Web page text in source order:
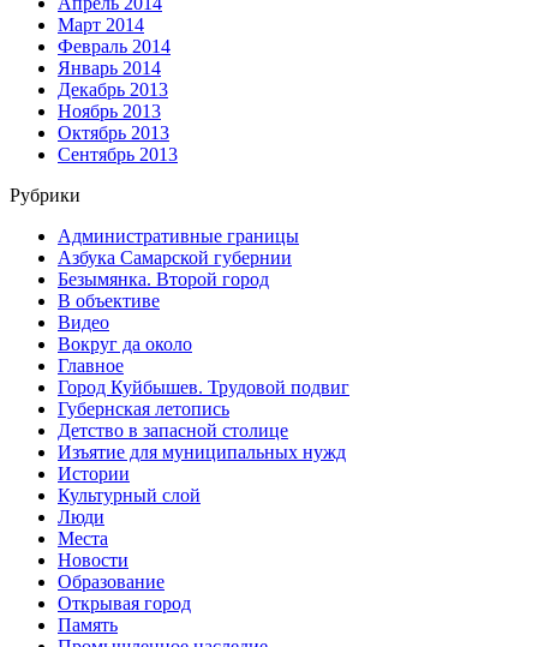
Март 2014
Февраль 2014
Январь 2014
Декабрь 2013
Ноябрь 2013
Октябрь 2013
Сентябрь 2013
Рубрики
Административные границы
Азбука Самарской губернии
Безымянка. Второй город
В объективе
Видео
Вокруг да около
Главное
Город Куйбышев. Трудовой подвиг
Губернская летопись
Детство в запасной столице
Изъятие для муниципальных нужд
Истории
Культурный слой
Люди
Места
Новости
Образование
Открывая город
Память